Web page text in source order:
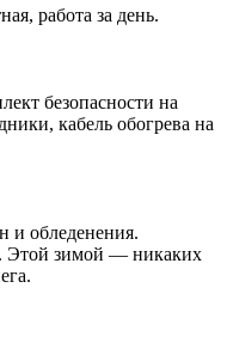
работа за день.
безопасности на
кабель обогрева на
и обледенения.
Этой зимой — никаких